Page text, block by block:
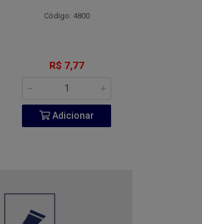
Código: 4800
R$ 7,77
Adicionar